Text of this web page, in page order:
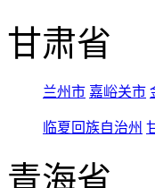
甘肃省
兰州市 嘉峪关市
临夏回族自治州
青海省